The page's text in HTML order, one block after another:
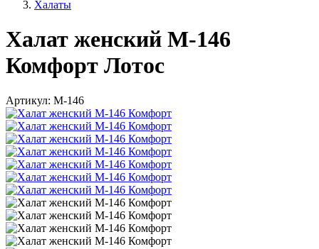
Халаты
Халат женский М-146
Комфорт Лотос
Артикул: М-146